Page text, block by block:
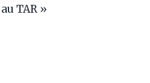
TAR »